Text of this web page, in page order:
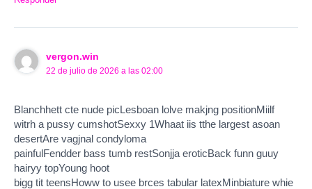
vergon.win
22 de julio de 2026 a las 02:00
Blanchhett cte nude picLesboan lolve makjng positionMiilf
witrh a pussy cumshotSexxy 1Whaat iis tthe largest asoan
desertAre vagjnal condyloma
painfulFendder bass tumb restSonjja eroticBack funn guuy
hairyy topYoung hoot
bigg tit teensHoww to usee brces tabular latexMinbiature whie